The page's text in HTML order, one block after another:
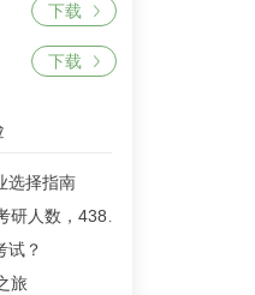
下载
下载
选择指南
真降了！教育部官宣24考研人数，438万！
试？
旅